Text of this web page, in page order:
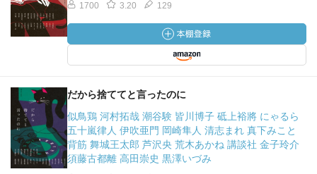
1700 3.20 129
だから捨ててと言ったのに
似鳥鶏 河村拓哉 潮谷験 皆川博子 砥上裕將 にゃるら
五十嵐律人 伊吹亜門 岡崎隼人 清志まれ 真下みこと
背筋 舞城王太郎 芦沢央 荒木あかね 講談社 金子玲介
須藤古都離 高田崇史 黒澤いづみ